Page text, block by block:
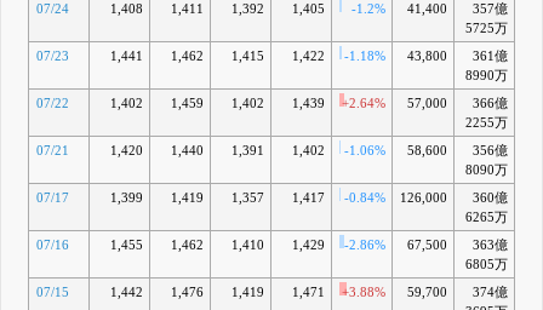
07/24 1,408 1,411 1,392 1,405 -1.2% 41,400
357億
5725万
07/23 1,441 1,462 1,415 1,422 -1.18% 43,800
361億
8990万
07/22 1,402 1,459 1,402 1,439 +2.64% 57,000
366億
2255万
07/21 1,420 1,440 1,391 1,402 -1.06% 58,600
356億
8090万
07/17 1,399 1,419 1,357 1,417 -0.84% 126,000
360億
6265万
07/16 1,455 1,462 1,410 1,429 -2.86% 67,500
363億
6805万
07/15 1,442 1,476 1,419 1,471 +3.88% 59,700
374億